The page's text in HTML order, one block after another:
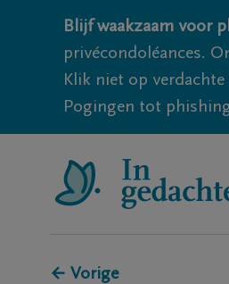
Blijf waakzaam voor
privécondoléances.
Klik niet op
Pogingen tot
← Vorige